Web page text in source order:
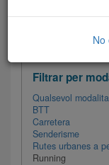
Filtrar les rutes
Filtrar per
Qualsevol
BTT
Carretera
Senderisme
Rutes urbanes a
Running
No